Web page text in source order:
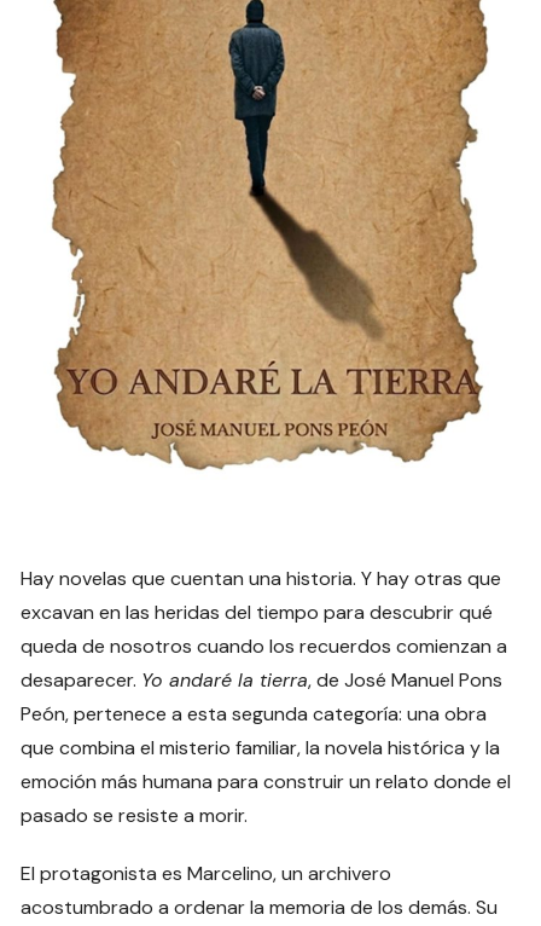
Hay novelas que cuentan una historia. Y hay otras que
excavan en las heridas del tiempo para descubrir qué
queda de nosotros cuando los recuerdos comienzan a
desaparecer. Yo andaré la tierra, de José Manuel Pons
Peón, pertenece a esta segunda categoría: una obra
que combina el misterio familiar, la novela histórica y la
emoción más humana para construir un relato donde el
pasado se resiste a morir.
El protagonista es Marcelino, un archivero
acostumbrado a ordenar la memoria de los demás. Su